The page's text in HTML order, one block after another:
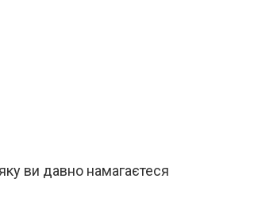
ви давно намагаєтеся